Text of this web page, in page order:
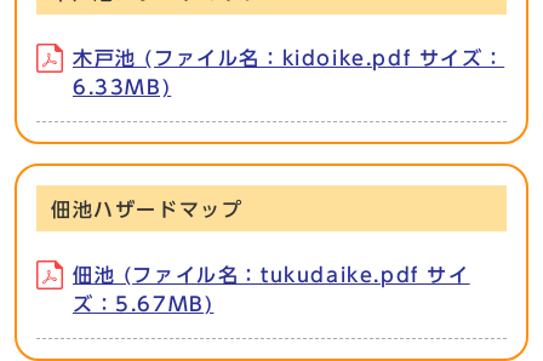
木戸池 (ファイル名：kidoike.pdf サイズ：
6.33MB)
佃池ハザードマップ
佃池 (ファイル名：tukudaike.pdf サイ
ズ：5.67MB)